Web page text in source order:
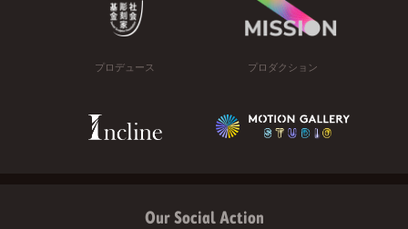
プロデュース プロダクション
Our Social Action